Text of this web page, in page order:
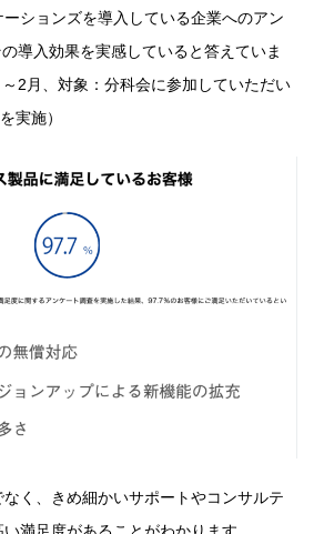
ションズを導入している企業へのアン
導入効果を実感していると答えていま
2月、対象：分科会に参加していただい
実施）
く、きめ細かいサポートやコンサルテ
満足度があることがわかります。